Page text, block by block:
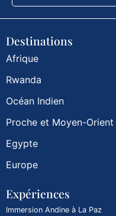
Destinations
Afrique
Rwanda
Océan Indien
Proche et Moyen-Orient
Egypte
Europe
Expériences
Immersion Andine à La Paz